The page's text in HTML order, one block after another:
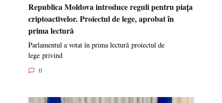
Republica Moldova introduce reguli pentru piața
criptoactivelor. Proiectul de lege, aprobat în
prima lectură
Parlamentul a votat în prima lectură proiectul de
lege privind
0